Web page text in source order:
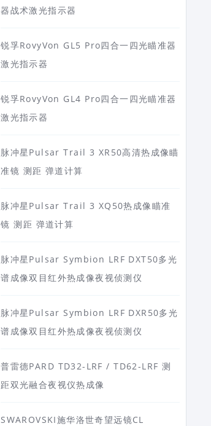
器战术激光指示器
锐孚RovyVon GL5 Pro四合一四光瞄准器
激光指示器
锐孚RovyVon GL4 Pro四合一四光瞄准器
激光指示器
脉冲星Pulsar Trail 3 XR50高清热成像瞄
准镜 测距 弹道计算
脉冲星Pulsar Trail 3 XQ50热成像瞄准
镜 测距 弹道计算
脉冲星Pulsar Symbion LRF DXT50多光
谱成像双目红外热成像夜视侦测仪
脉冲星Pulsar Symbion LRF DXR50多光
谱成像双目红外热成像夜视侦测仪
普雷德PARD TD32-LRF / TD62-LRF 测
距双光融合夜视仪热成像
SWAROVSKI施华洛世奇望远镜CL